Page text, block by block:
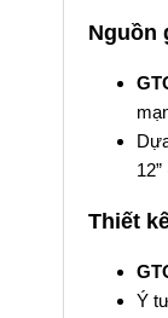
Nguồn
Thiết
Ý